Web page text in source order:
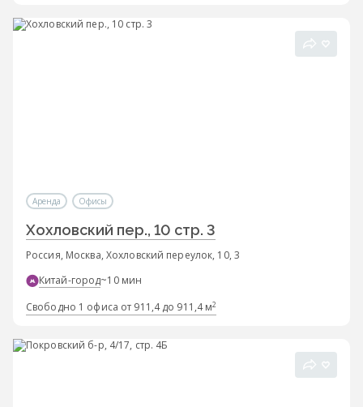
Аренда Офисы
Хохловский пер., 10 стр. 3
Россия, Москва, Хохловский переулок, 10, 3
Китай-город~10 мин
Свободно 1 офиса от 911,4 до 911,4 м2